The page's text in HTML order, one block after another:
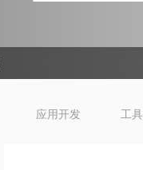
应用开发 工